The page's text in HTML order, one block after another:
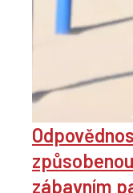
zábavním